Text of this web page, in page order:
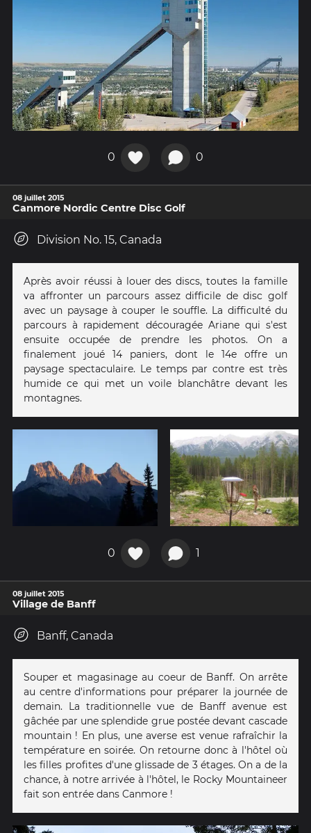
0 0
08 juillet 2015
Canmore Nordic Centre Disc Golf
Division No. 15, Canada
Après avoir réussi à louer des discs, toutes la famille
va affronter un parcours assez difficile de disc golf
avec un paysage à couper le souffle. La difficulté du
parcours à rapidement découragée Ariane qui s'est
ensuite occupée de prendre les photos. On a
finalement joué 14 paniers, dont le 14e offre un
paysage spectaculaire. Le temps par contre est très
humide ce qui met un voile blanchâtre devant les
montagnes.
0 1
08 juillet 2015
Village de Banff
Banff, Canada
Souper et magasinage au coeur de Banff. On arrête
au centre d'informations pour préparer la journée de
demain. La traditionnelle vue de Banff avenue est
gâchée par une splendide grue postée devant cascade
mountain ! En plus, une averse est venue rafraîchir la
température en soirée. On retourne donc à l'hôtel où
les filles profites d'une glissade de 3 étages. On a de la
chance, à notre arrivée à l'hôtel, le Rocky Mountaineer
fait son entrée dans Canmore !